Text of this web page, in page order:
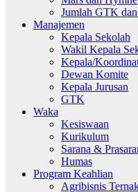
Jumlah GTK
Manajemen
Kepala Sekolah
Wakil Kepala
Kepala/
Dewan Komite
Kepala Jurusan
GTK
Waka
Kesiswaan
Kurikulum
Sarana &
Humas
Program Keahlian
Agribisnis